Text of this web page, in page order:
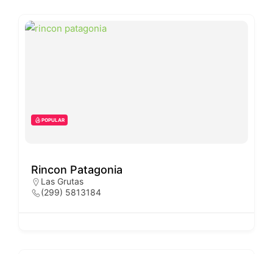
POPULAR
Rincon Patagonia
Las Grutas
(299) 5813184